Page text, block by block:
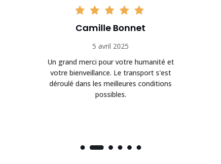
Camille Bonnet
5 avril 2025
Un grand merci pour votre humanité et
votre bienveillance. Le transport s'est
déroulé dans les meilleures conditions
possibles.